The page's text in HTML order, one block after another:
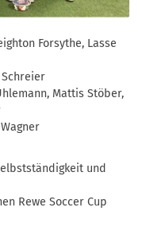
Forsythe, Lasse
Schreier
Mattis Stöber,
und
Rewe Soccer Cup